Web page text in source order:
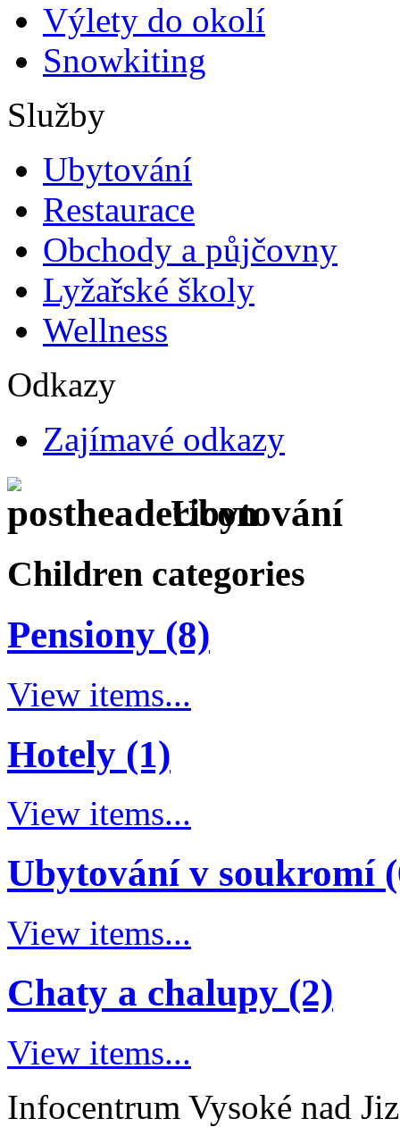
Výlety do okolí
Snowkiting
Služby
Ubytování
Restaurace
Obchody a půjčovny
Lyžařské školy
Wellness
Odkazy
Zajímavé odkazy
Ubytování
Children categories
Pensiony (8)
View items...
Hotely (1)
View items...
Ubytování v soukromí
View items...
Chaty a chalupy (2)
View items...
Infocentrum Vysoké nad